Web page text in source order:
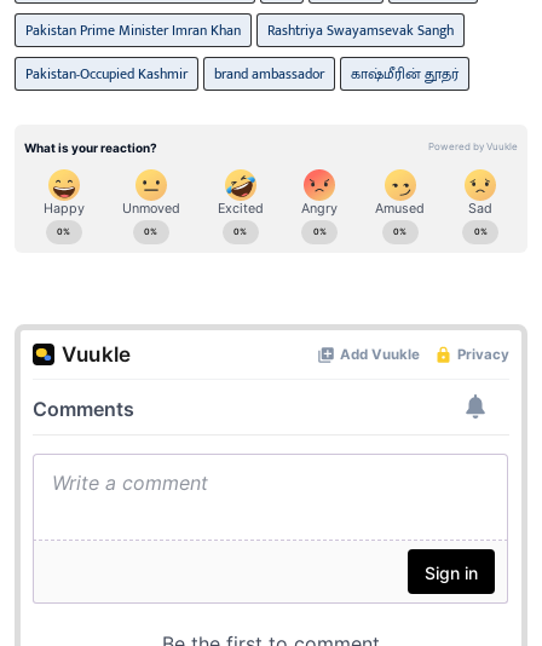
Pakistan Prime Minister Imran Khan
Rashtriya Swayamsevak Sangh
Pakistan-Occupied Kashmir
brand ambassador காஷ்மீரின் தூதர்